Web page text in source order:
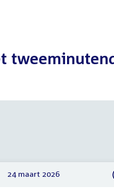
24 maart 2026